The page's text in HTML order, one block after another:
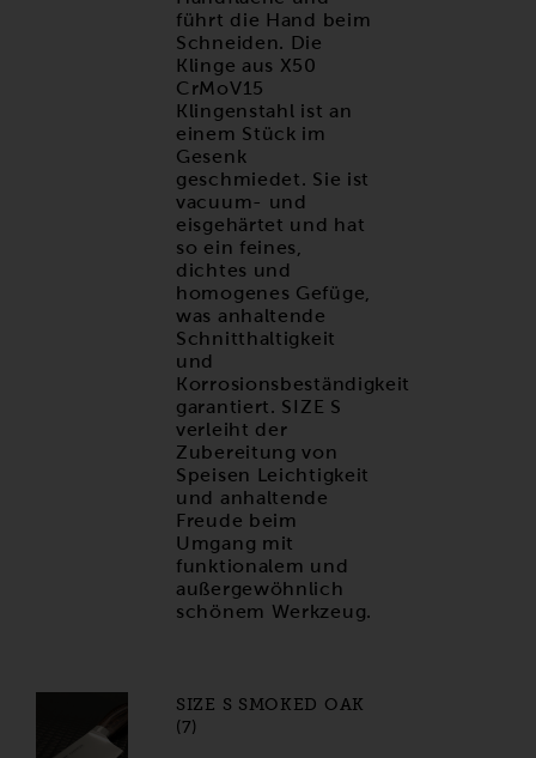
führt die Hand beim
Schneiden. Die
Klinge aus X50
CrMoV15
Klingenstahl ist an
einem Stück im
Gesenk
geschmiedet. Sie ist
vacuum- und
eisgehärtet und hat
so ein feines,
dichtes und
homogenes Gefüge,
was anhaltende
Schnitthaltigkeit
und
Korrosionsbeständigkeit
garantiert. SIZE S
verleiht der
Zubereitung von
Speisen Leichtigkeit
und anhaltende
Freude beim
Umgang mit
funktionalem und
außergewöhnlich
schönem Werkzeug.
SIZE S SMOKED OAK
(7)